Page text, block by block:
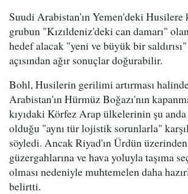
Suudi Arabistan'ın Yemen'deki Husilere
grubun "Kızıldeniz'deki can damarı"
hedef alacak "yeni ve büyük bir
açısından ağır sonuçlar doğurabilir.
Bohl, Husilerin gerilimi artırması
Arabistan'ın Hürmüz Boğazı'nın
kıyıdaki Körfez Arap ülkelerinin şu anda
olduğu "aynı tür lojistik sorunlarla"
söyledi. Ancak Riyad'ın Ürdün
güzergahlarına ve hava yoluyla taşıma
olması nedeniyle muhtemelen daha
belirtti.